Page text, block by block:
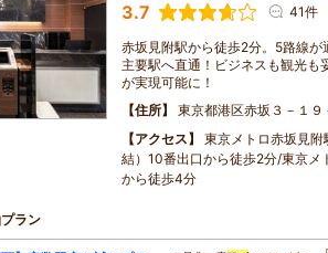
3.7 41件
赤坂見附駅から徒歩2分。5路線
主要駅へ直通！ビジネスも観光も
が実現可能に！
住所
東京都港区赤坂３－１９
アクセス
東京メトロ赤坂見
結）10番出口から徒歩2分/東京メ
から徒歩4分
ラン